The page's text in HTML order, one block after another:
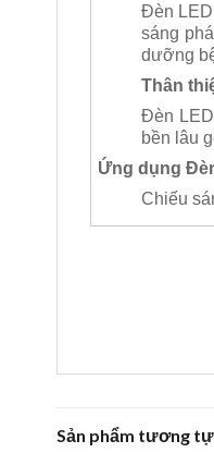
Đèn LED
sáng
dưỡng
Thân
Đèn
bền lâu
Ứng dụng
Chiếu
Sản phẩm tương tự